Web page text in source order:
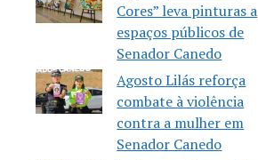
Cores” leva pinturas a
espaços públicos de
Senador Canedo
Agosto Lilás reforça
combate à violência
contra a mulher em
Senador Canedo